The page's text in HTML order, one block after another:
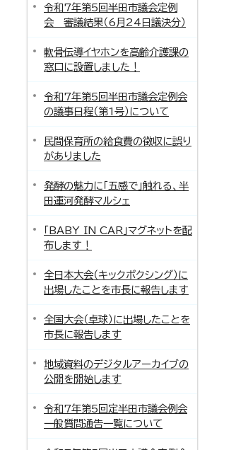
令和7年第5回半田市議会定例
会 審議結果（6月24日議決分）
軟骨伝導イヤホンを高齢介護課の
窓口に設置しました！
令和7年第5回半田市議会定例会
の議事日程（第1号）について
民間保育所の給食費の徴収に誤り
がありました
発酵の魅力に「五感で」触れる、半
田運河発酵マルシェ
「BABY IN CAR」マグネットを配
布します！
全日本大会（キックボクシング）に
出場したことを市長に報告します
全国大会（卓球）に出場したことを
市長に報告します
地域資料のデジタルアーカイブの
公開を開始します
令和7年第5回定半田市議会例会
一般質問通告一覧について